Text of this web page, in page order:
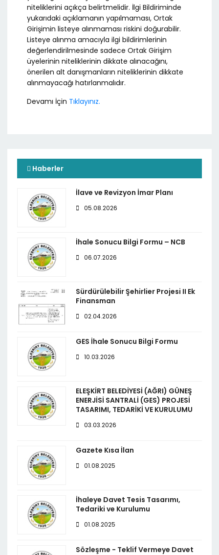
niteliklerini açıkça belirtmelidir. İlgi Bildiriminde
yukarıdaki açıklamanın yapılmaması, Ortak
Girişimin listeye alınmaması riskini doğurabilir.
Listeye alınma amacıyla ilgi bildirimlerinin
değerlendirilmesinde sadece Ortak Girişim
üyelerinin niteliklerinin dikkate alınacağını,
önerilen alt danışmanların niteliklerinin dikkate
alınmayacağı hatırlanmalıdır.
Devamı İçin Tıklayınız.
Haberler
İlave ve Revizyon İmar Planı
05.08.2026
İhale Sonucu Bilgi Formu – NCB
06.07.2026
Sürdürülebilir Şehirlier Projesi II Ek
Finansman
02.04.2026
GES İhale Sonucu Bilgi Formu
10.03.2026
ELEŞKİRT BELEDİYESİ (AĞRI) GÜNEŞ
ENERJİSİ SANTRALİ (GES) PROJESİ
TASARIMI, TEDARİKİ VE KURULUMU
03.03.2026
Gazete Kısa İlan
01.08.2025
İhaleye Davet Tesis Tasarımı,
Tedariki ve Kurulumu
01.08.2025
Sözleşme - Teklif Vermeye Davet